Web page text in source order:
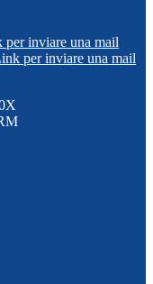
per inviare una mail
per inviare una mail